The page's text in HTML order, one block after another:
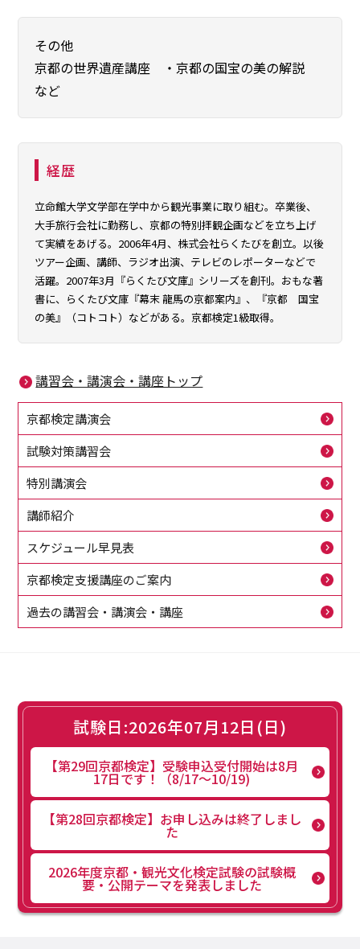
その他
京都の世界遺産講座 ・京都の国宝の美の解説
など
経歴
立命館大学文学部在学中から観光事業に取り組む。卒業後、
大手旅行会社に勤務し、京都の特別拝観企画などを立ち上げ
て実績をあげる。2006年4月、株式会社らくたびを創立。以後
ツアー企画、講師、ラジオ出演、テレビのレポーターなどで
活躍。2007年3月『らくたび文庫』シリーズを創刊。おもな著
書に、らくたび文庫『幕末 龍馬の京都案内』、『京都 国宝
の美』（コトコト）などがある。京都検定1級取得。
講習会・講演会・講座トップ
京都検定講演会
試験対策講習会
特別講演会
講師紹介
スケジュール早見表
京都検定支援講座のご案内
過去の講習会・講演会・講座
試験日:2026年07月12日(日)
【第29回京都検定】受験申込受付開始は8月
17日です！（8/17～10/19)
【第28回京都検定】お申し込みは終了しまし
た
2026年度京都・観光文化検定試験の試験概
要・公開テーマを発表しました